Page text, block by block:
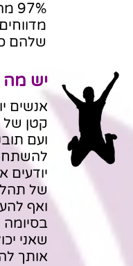
שלהם
יש
אנשים
קטן של
ועם
יודעים
של
ואף
שאני
אותך